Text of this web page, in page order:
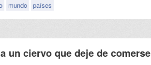
mundo países
un ciervo que deje de comerse